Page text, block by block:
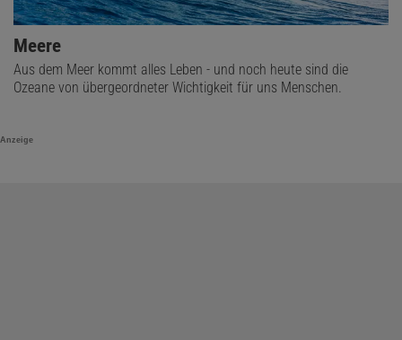
Meere
Aus dem Meer kommt alles Leben - und noch heute sind die
Ozeane von übergeordneter Wichtigkeit für uns Menschen.
Anzeige